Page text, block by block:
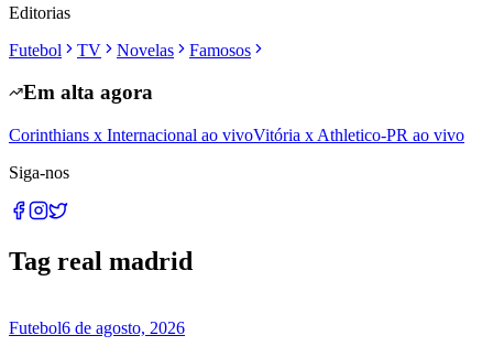
Editorias
Futebol
TV Novelas Famosos
Em alta agora
Corinthians x Internacional ao vivoVitória x Athletico-PR ao vivo
Siga-nos
Tag real madrid
Futebol6 de agosto, 2026